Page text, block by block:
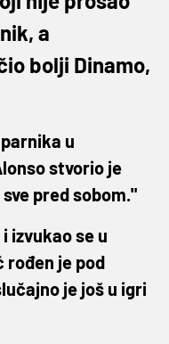
a
bolji Dinamo,
u
stvorio je
pred sobom."
izvukao se u
rođen je pod
je još u igri